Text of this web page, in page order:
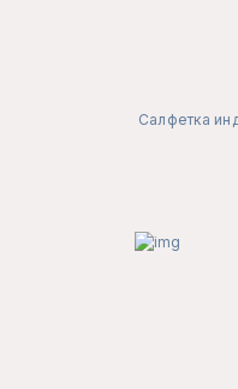
Салфетка